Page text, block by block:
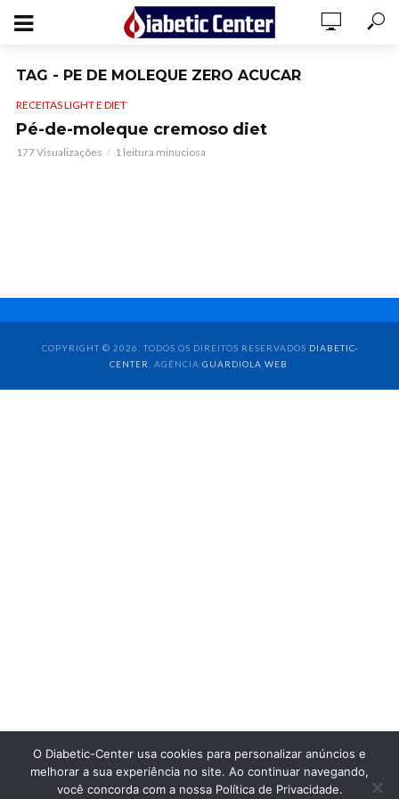
TAG - PE DE MOLEQUE ZERO ACUCAR
RECEITAS LIGHT E DIET
Pé-de-moleque cremoso diet
177 Visualizações 1 leitura minuciosa
COPYRIGHT © 2026. TODOS OS DIREITOS RESERVADOS DIABETIC-
CENTER
. AGÊNCIA GUARDIOLA WEB
O Diabetic-Center usa cookies para personalizar anúncios e
melhorar a sua experiência no site. Ao continuar navegando,
você concorda com a nossa Política de Privacidade.